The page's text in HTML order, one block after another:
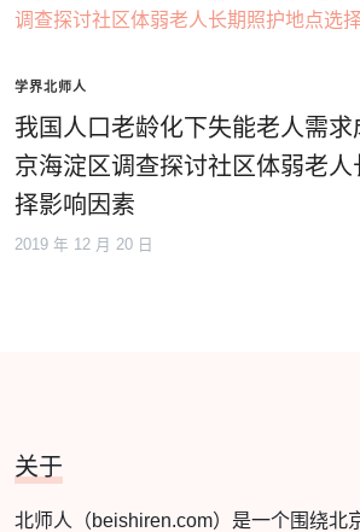
学界北师人
我国人口老龄化下失能老人需
京海淀区调查探讨社区体弱老
择影响因素
2019 年 12 月 20 日
关于
北师人（beishiren.com）是一个围绕北